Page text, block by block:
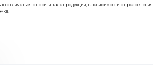
отличаться от оригинала продукции, в зависимости от разрешения